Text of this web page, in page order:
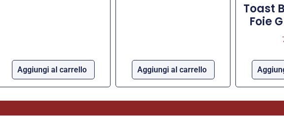
Aggiungi al carrello Aggiungi al carrello
Toast
Foie